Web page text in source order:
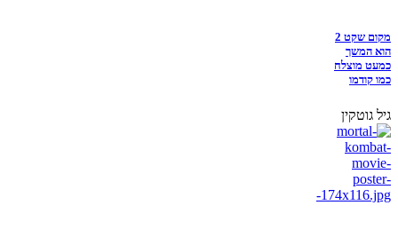
מקום שקט 2
הוא המשך
כמעט מוצלח
כמו קודמו
גיל גוטקין